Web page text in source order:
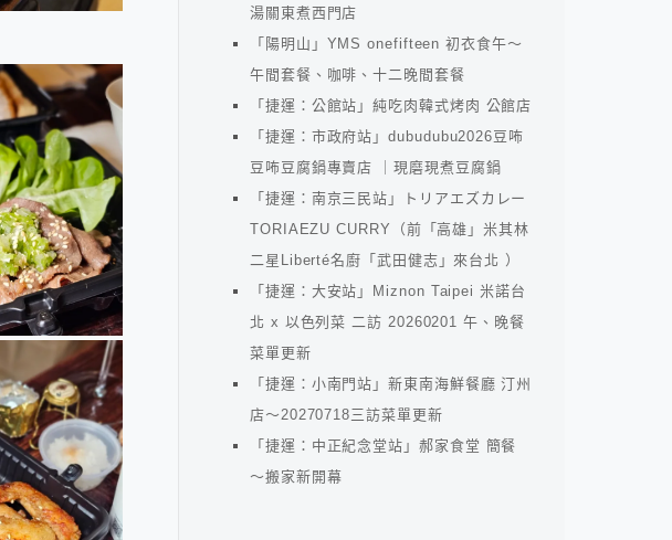
湯關東煮西門店
「陽明山」YMS onefifteen 初衣食午～
午間套餐、咖啡、十二晚間套餐
「捷運：公館站」純吃肉韓式烤肉 公館店
「捷運：市政府站」dubudubu2026豆咘
豆咘豆腐鍋專賣店 ｜現磨現煮豆腐鍋
「捷運：南京三民站」トリアエズカレー
TORIAEZU CURRY（前「高雄」米其林
二星Liberté名廚「武田健志」來台北 ）
「捷運：大安站」Miznon Taipei 米諾台
北 x 以色列菜 二訪 20260201 午、晚餐
菜單更新
「捷運：小南門站」新東南海鮮餐廳 汀州
店～20270718三訪菜單更新
「捷運：中正紀念堂站」郝家食堂 簡餐
～搬家新開幕